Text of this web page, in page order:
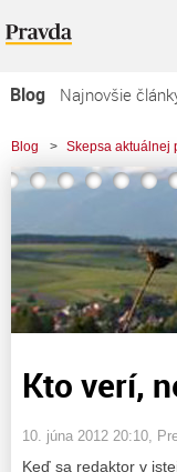
Blog
Najnovšie
Najčítanejšie články
Najkomentovanejšie
Zoznam blogov
Komerčné blogy
Blog > Skepsa aktuálnej
Kto verí,
10. júna 2012 20:10 ,
Keď sa redaktor v